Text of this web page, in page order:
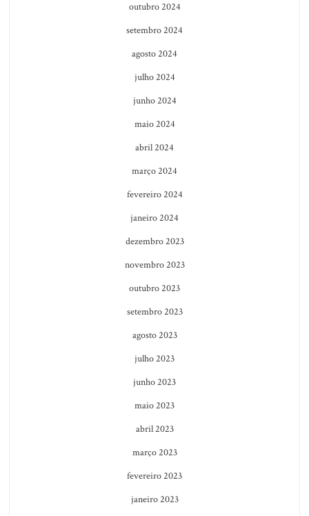
outubro 2024
setembro 2024
agosto 2024
julho 2024
junho 2024
maio 2024
abril 2024
março 2024
fevereiro 2024
janeiro 2024
dezembro 2023
novembro 2023
outubro 2023
setembro 2023
agosto 2023
julho 2023
junho 2023
maio 2023
abril 2023
março 2023
fevereiro 2023
janeiro 2023